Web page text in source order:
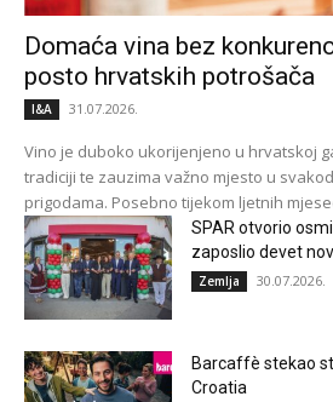
Domaća vina bez
posto hrvatskih potrošača
I&A 31.07.2026.
Vino je duboko ukorijenjeno u hrvatskoj
tradiciji te zauzima važno mjesto u
prigodama. Posebno tijekom ljetnih
SPAR otvorio
zaposlio devet
Zemlja 30.07.2026.
Barcaffè stekao
Croatia